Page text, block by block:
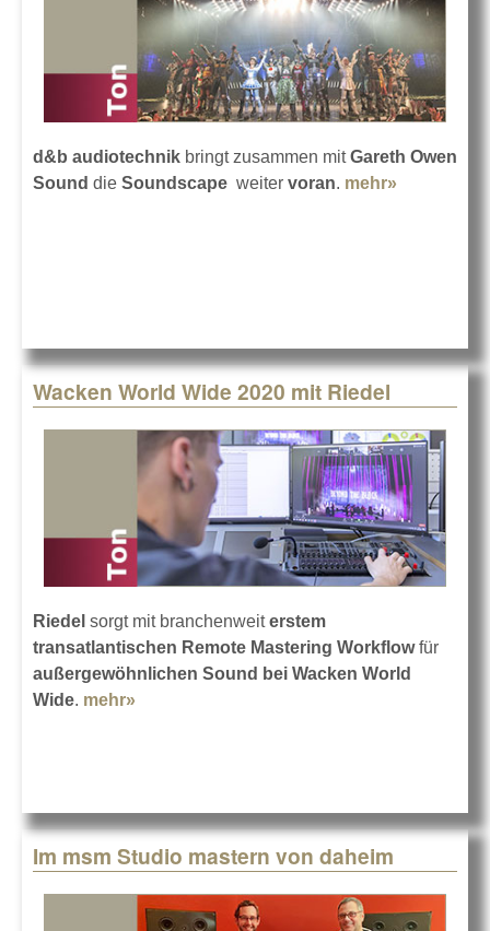
d&b audiotechnik bringt zusammen mitGareth Owen
Sound die Soundscape weiter voran. mehr»
Wacken World Wide 2020 mit Riedel
Riedel sorgt mit branchenweiterstem
transatlantischen Remote Mastering Workflowfür
außergewöhnlichen Sound bei Wacken World
Wide. mehr»
Im msm Studio mastern von daheim